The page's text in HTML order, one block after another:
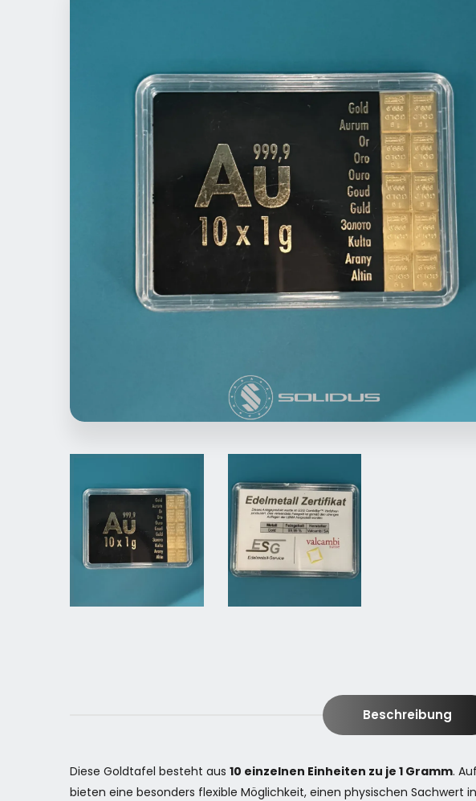
Beschreibung
Diese Goldtafel besteht aus 10 einzelnen Einheiten zu je 1 Gramm.
bieten eine besonders flexible Möglichkeit, einen physischen Sachwert